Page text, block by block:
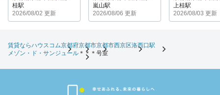
桂駅
2026/08/02 更新
嵐山駅
2026/08/06 更新
上桂駅
2026/08/03 更新
賃貸ならハウスコム京都府京都市京都市西京区洛西口駅
メゾン・ド・サンジュール ＊＊＊号室